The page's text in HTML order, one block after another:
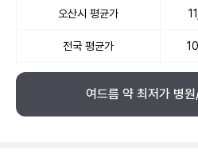
오산시 평균가
전국 평균가
여드름 약 최저가 병원